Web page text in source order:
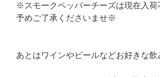
※スモークペッパーチーズは現在入
予めご了承くださいませ※
あとはワインやビールなどお好きな